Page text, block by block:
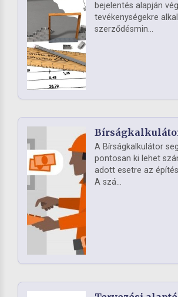
bejelentés alapján
tevékenységekre
szerződésmin...
A Bírságkalkulátor
pontosan ki lehet
adott esetre az
A szá...